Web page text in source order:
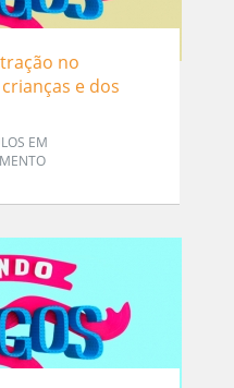
no
e dos
EM